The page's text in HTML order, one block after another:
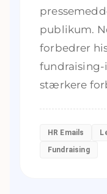
publikum.
forbedrer
fundraising-
stærkere
HR Emails
Fundraising